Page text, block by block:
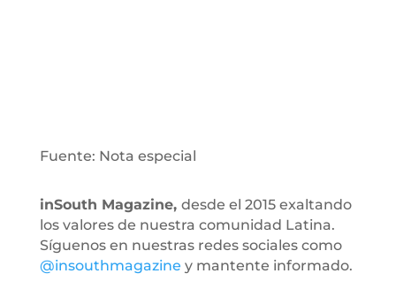
Fuente: Nota especial
inSouth Magazine, desde el 2015 exaltando
los valores de nuestra comunidad Latina.
Síguenos en nuestras redes sociales como
@insouthmagazine y mantente informado.